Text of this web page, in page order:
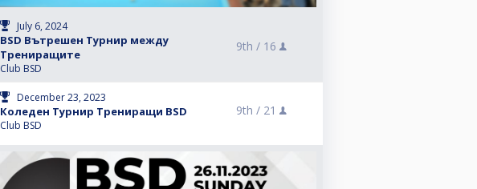
July 6, 2024
BSD Вътрешен Турнир между
Трениращите
Club BSD
9th / 16
December 23, 2023
Коледен Турнир Трениращи BSD
Club BSD
9th / 21